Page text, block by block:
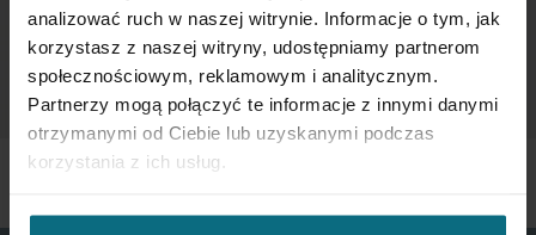
analizować ruch w naszej witrynie. Informacje o tym, jak
korzystasz z naszej witryny, udostępniamy partnerom
społecznościowym, reklamowym i analitycznym.
Partnerzy mogą połączyć te informacje z innymi danymi
otrzymanymi od Ciebie lub uzyskanymi podczas
korzystania z ich usług.
Wprowadzając i zatwierdzając swoje dane osobowe, wyrażasz zgodę
na otrzymywanie newslettera na zasadach określonych wRegulaminie
Newsletter
oraz Polityce Prywatności